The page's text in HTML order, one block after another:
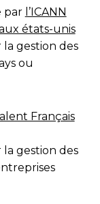
par l’ICANN
états-unis
gestion des
ou
Français
gestion des